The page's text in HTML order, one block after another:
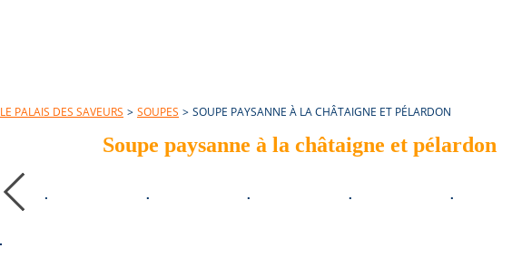
LE PALAIS DES SAVEURS > SOUPES > SOUPE PAYSANNE À LA CHÂTAIGNE ET PÉLARDON
Soupe paysanne à la châtaigne et pélardon